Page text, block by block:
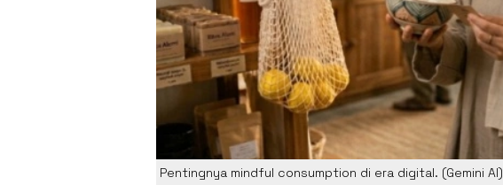
Pentingnya mindful consumption di era digital. (Gemini AI)